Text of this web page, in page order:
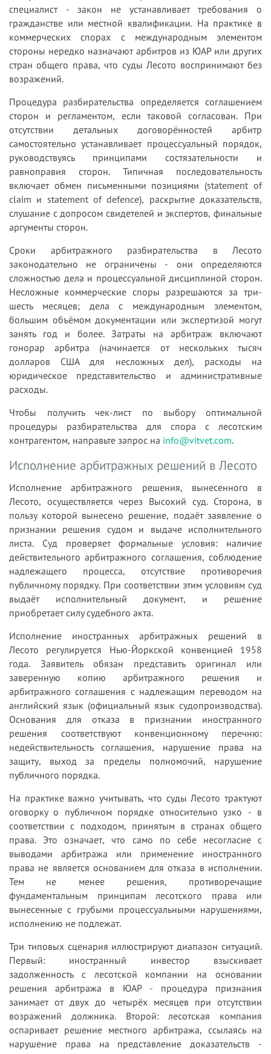
специалист - закон не устанавливает требования о
гражданстве или местной квалификации. На практике в
коммерческих спорах с международным элементом
стороны нередко назначают арбитров из ЮАР или других
стран общего права, что суды Лесото воспринимают без
возражений.
Процедура разбирательства определяется соглашением
сторон и регламентом, если таковой согласован. При
отсутствии детальных договорённостей арбитр
самостоятельно устанавливает процессуальный порядок,
руководствуясь принципами состязательности и
равноправия сторон. Типичная последовательность
включает обмен письменными позициями (statement of
claim и statement of defence), раскрытие доказательств,
слушание с допросом свидетелей и экспертов, финальные
аргументы сторон.
Сроки арбитражного разбирательства в Лесото
законодательно не ограничены - они определяются
сложностью дела и процессуальной дисциплиной сторон.
Несложные коммерческие споры разрешаются за три-
шесть месяцев; дела с международным элементом,
большим объёмом документации или экспертизой могут
занять год и более. Затраты на арбитраж включают
гонорар арбитра (начинается от нескольких тысяч
долларов США для несложных дел), расходы на
юридическое представительство и административные
расходы.
Чтобы получить чек-лист по выбору оптимальной
процедуры разбирательства для спора с лесотским
контрагентом, направьте запрос на info@vitvet.com.
Исполнение арбитражных решений в Лесото
Исполнение арбитражного решения, вынесенного в
Лесото, осуществляется через Высокий суд. Сторона, в
пользу которой вынесено решение, подаёт заявление о
признании решения судом и выдаче исполнительного
листа. Суд проверяет формальные условия: наличие
действительного арбитражного соглашения, соблюдение
надлежащего процесса, отсутствие противоречия
публичному порядку. При соответствии этим условиям суд
выдаёт исполнительный документ, и решение
приобретает силу судебного акта.
Исполнение иностранных арбитражных решений в
Лесото регулируется Нью-Йоркской конвенцией 1958
года. Заявитель обязан представить оригинал или
заверенную копию арбитражного решения и
арбитражного соглашения с надлежащим переводом на
английский язык (официальный язык судопроизводства).
Основания для отказа в признании иностранного
решения соответствуют конвенционному перечню:
недействительность соглашения, нарушение права на
защиту, выход за пределы полномочий, нарушение
публичного порядка.
На практике важно учитывать, что суды Лесото трактуют
оговорку о публичном порядке относительно узко - в
соответствии с подходом, принятым в странах общего
права. Это означает, что само по себе несогласие с
выводами арбитража или применение иностранного
права не является основанием для отказа в исполнении.
Тем не менее решения, противоречащие
фундаментальным принципам лесотского права или
вынесенные с грубыми процессуальными нарушениями,
исполнению не подлежат.
Три типовых сценария иллюстрируют диапазон ситуаций.
Первый: иностранный инвестор взыскивает
задолженность с лесотской компании на основании
решения арбитража в ЮАР - процедура признания
занимает от двух до четырёх месяцев при отсутствии
возражений должника. Второй: лесотская компания
оспаривает решение местного арбитража, ссылаясь на
нарушение права на представление доказательств -